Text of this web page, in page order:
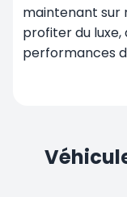
maintenant sur
profiter du
performances